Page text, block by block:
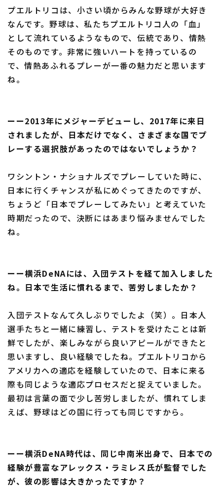
プエルトリコは、小さい頃からみんな野球が大好き
なんです。野球は、私たちプエルトリコ人の「血」
として流れているようなもので、伝統であり、情熱
そのものです。非常に強いハートを持っているの
で、情熱あふれるプレーが一番の魅力だと思います
ね。
ーー2013年にメジャーデビューし、2017年に来日
されましたが、日本だけでなく、さまざまな国でプ
レーする選択肢があったのではないでしょうか？
ワシントン・ナショナルズでプレーしていた時に、
日本に行くチャンスが私にめぐってきたのですが、
ちょうど「日本でプレーしてみたい」と考えていた
時期だったので、決断にはあまり悩みませんでした
ね。
ーー横浜DeNAには、入団テストを経て加入しました
ね。日本で生活に慣れるまで、苦労しましたか？
入団テストなんて久しぶりでしたよ（笑）。日本人
選手たちと一緒に練習し、テストを受けたことは新
鮮でしたが、楽しみながら良いアピールができたと
思いますし、良い経験でしたね。プエルトリコから
アメリカへの適応を経験していたので、日本に来る
際も同じような適応プロセスだと捉えていました。
最初は言葉の面で少し苦労しましたが、慣れてしま
えば、野球はどの国に行っても同じですから。
ーー横浜DeNA時代は、同じ中南米出身で、日本での
経験が豊富なアレックス・ラミレス氏が監督でした
が、彼の影響は大きかったですか？